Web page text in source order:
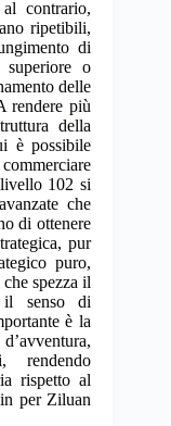
contrario,
ripetibili,
di
o
delle
rendere più
della
è possibile
102 si
che
di ottenere
pur
puro,
spezza il
il senso di
è la
rendendo
rispetto al
per Ziluan